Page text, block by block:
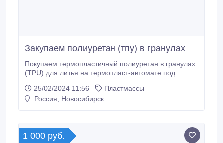
Закупаем полиуретан (тпу) в гранулах
Покупаем термопластичный полиуретан в гранулах
(TPU) для литья на термопласт-автомате под
95A, полиуретановый пластик, гранулы из
полиуретана , полиуретан, материал TPU сырье,
25/02/2024 11:56
Пластмассы
Россия, Новосибирск
1 000 руб.